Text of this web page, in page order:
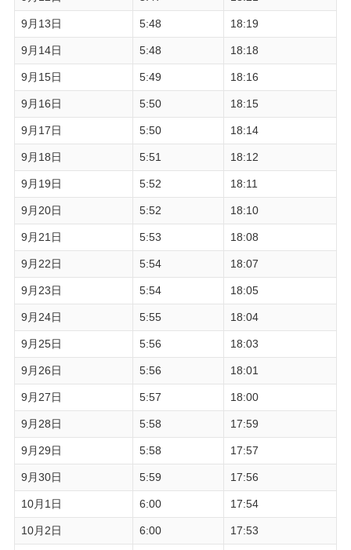
9月13日 5:48 18:19
9月14日 5:48 18:18
9月15日 5:49 18:16
9月16日 5:50 18:15
9月17日 5:50 18:14
9月18日 5:51 18:12
9月19日 5:52 18:11
9月20日 5:52 18:10
9月21日 5:53 18:08
9月22日 5:54 18:07
9月23日 5:54 18:05
9月24日 5:55 18:04
9月25日 5:56 18:03
9月26日 5:56 18:01
9月27日 5:57 18:00
9月28日 5:58 17:59
9月29日 5:58 17:57
9月30日 5:59 17:56
10月1日 6:00 17:54
10月2日 6:00 17:53